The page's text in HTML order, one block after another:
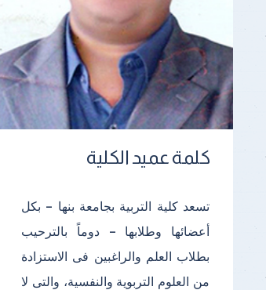
كلمة عميد الكلية
تسعد كلية التربية بجامعة بنها – بكل
أعضائها وطلابها – دوماً بالترحيب
بطلاب العلم والراغبين فى الاستزادة
من العلوم التربوية والنفسية، والتى لا